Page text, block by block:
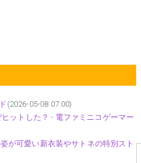
(2026-05-08 07:00)
ットした？ - 電ファミニコゲーマー
が可愛い新衣装やサトネの特別スト